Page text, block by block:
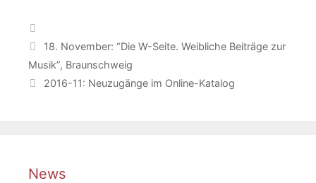
18. November: “Die W-Seite. Weibliche Beiträge zur
Musik”, Braunschweig
2016-11: Neuzugänge im Online-Katalog
News